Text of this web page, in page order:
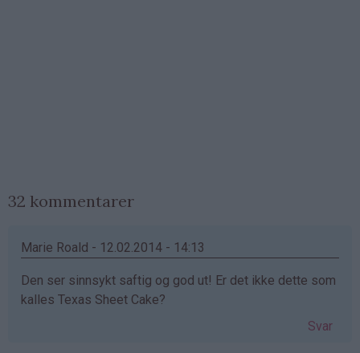
32 kommentarer
Marie Roald - 12.02.2014 - 14:13
Den ser sinnsykt saftig og god ut! Er det ikke dette som
kalles Texas Sheet Cake?
Svar